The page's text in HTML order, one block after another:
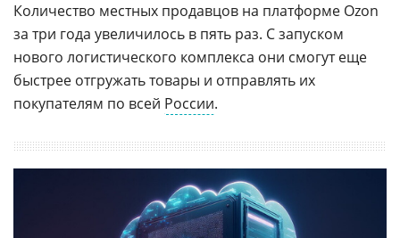
Количество местных продавцов на платформе Ozon
за три года увеличилось в пять раз. С запуском
нового логистического комплекса они смогут еще
быстрее отгружать товары и отправлять их
покупателям по всей России.